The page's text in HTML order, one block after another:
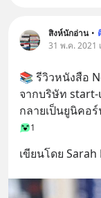
สิงห์นักอ่าน •
31 พ.ค. 2021
📚 รีวิวหนังสือ
จากบริษัท
กลายเป็นยูนิคอ
1
เขียนโดย Sarah